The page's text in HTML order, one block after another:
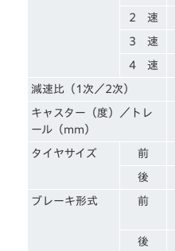
2 速
3 速
4 速
減速比（1次／2次）
キャスター（度）／トレ
ール（mm）
タイヤサイズ 前
後
ブレーキ形式 前
後